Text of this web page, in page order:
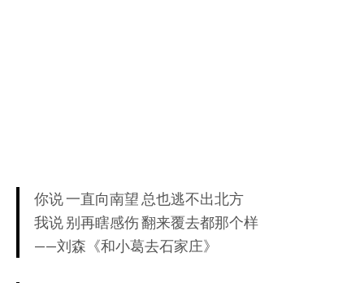
你说 一直向南望 总也逃不出北方
我说 别再瞎感伤 翻来覆去都那个样
——刘森《和小葛去石家庄》